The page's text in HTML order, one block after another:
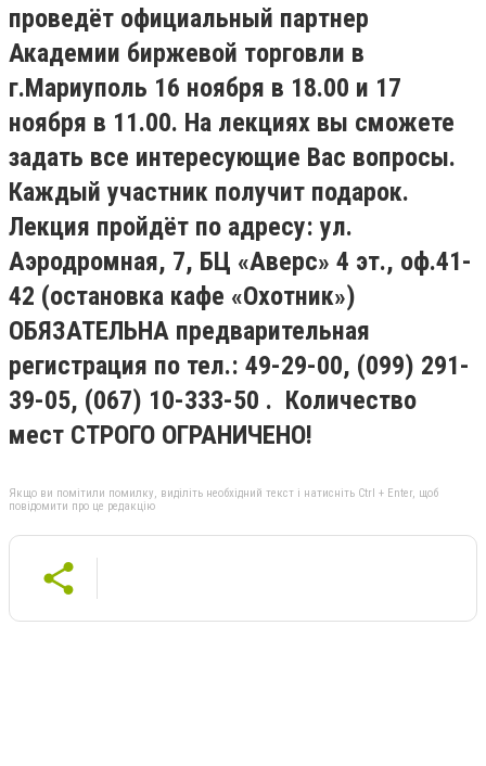
проведёт официальный партнер
Академии биржевой торговли в
г.Мариуполь 16 ноября в 18.00 и 17
ноября в 11.00. На лекциях вы сможете
задать все интересующие Вас вопросы.
Каждый участник получит подарок.
Лекция пройдёт по адресу: ул.
Аэродромная, 7, БЦ «Аверс» 4 эт., оф.41-
42 (остановка кафе «Охотник»)
ОБЯЗАТЕЛЬНА предварительная
регистрация по тел.: 49-29-00, (099) 291-
39-05, (067) 10-333-50 . Количество
мест СТРОГО ОГРАНИЧЕНО!
Якщо ви помітили помилку, виділіть необхідний текст і натисніть Ctrl + Enter, щоб
повідомити про це редакцію